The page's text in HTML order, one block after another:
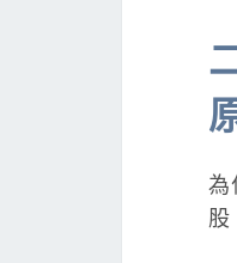
為
股